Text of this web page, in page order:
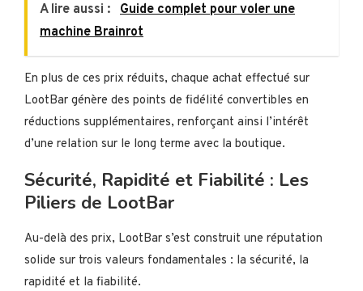
A lire aussi :
Guide complet pour voler une
machine Brainrot
En plus de ces prix réduits, chaque achat effectué sur
LootBar génère des points de fidélité convertibles en
réductions supplémentaires, renforçant ainsi l’intérêt
d’une relation sur le long terme avec la boutique.
Sécurité, Rapidité et Fiabilité : Les
Piliers de LootBar
Au-delà des prix, LootBar s’est construit une réputation
solide sur trois valeurs fondamentales : la sécurité, la
rapidité et la fiabilité.